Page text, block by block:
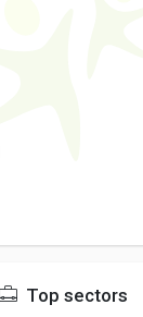
Top sectors